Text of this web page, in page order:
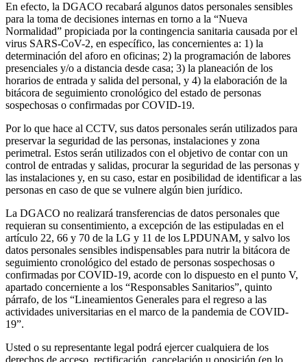
En efecto, la DGACO recabará algunos datos personales sensibles
para la toma de decisiones internas en torno a la “Nueva
Normalidad” propiciada por la contingencia sanitaria causada por el
virus SARS-CoV-2, en específico, las concernientes a: 1) la
determinación del aforo en oficinas; 2) la programación de labores
presenciales y/o a distancia desde casa; 3) la planeación de los
horarios de entrada y salida del personal, y 4) la elaboración de la
bitácora de seguimiento cronológico del estado de personas
sospechosas o confirmadas por COVID-19.
Por lo que hace al CCTV, sus datos personales serán utilizados para
preservar la seguridad de las personas, instalaciones y zona
perimetral. Estos serán utilizados con el objetivo de contar con un
control de entradas y salidas, procurar la seguridad de las personas y
las instalaciones y, en su caso, estar en posibilidad de identificar a las
personas en caso de que se vulnere algún bien jurídico.
La DGACO no realizará transferencias de datos personales que
requieran su consentimiento, a excepción de las estipuladas en el
artículo 22, 66 y 70 de la LG y 11 de los LPDUNAM, y salvo los
datos personales sensibles indispensables para nutrir la bitácora de
seguimiento cronológico del estado de personas sospechosas o
confirmadas por COVID-19, acorde con lo dispuesto en el punto V,
apartado concerniente a los “Responsables Sanitarios”, quinto
párrafo, de los “Lineamientos Generales para el regreso a las
actividades universitarias en el marco de la pandemia de COVID-
19”.
Usted o su representante legal podrá ejercer cualquiera de los